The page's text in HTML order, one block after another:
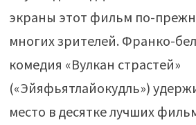
экраны этот фильм по-
многих зрителей. Франко-
комедия «Вулкан страстей»
(«Эйяфьятлайокудль»)
место в десятке лучших